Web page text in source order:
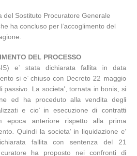
del Sostituto Procuratore Generale
ha concluso per l’accoglimento del
DEL PROCESSO
e’ stata dichiarata fallita in data
si e’ chiuso con Decreto 22 maggio
passivo. La societa’, tornata in bonis, si
ed ha proceduto alla vendita degli
e cio’ in esecuzione di contratti
epoca anteriore rispetto alla prima
Quindi la societa’ in liquidazione e’
fallita con sentenza del 21
ha proposto nei confronti di